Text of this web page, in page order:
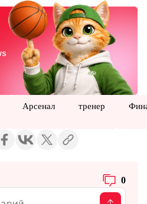
Арсенал тренер
0